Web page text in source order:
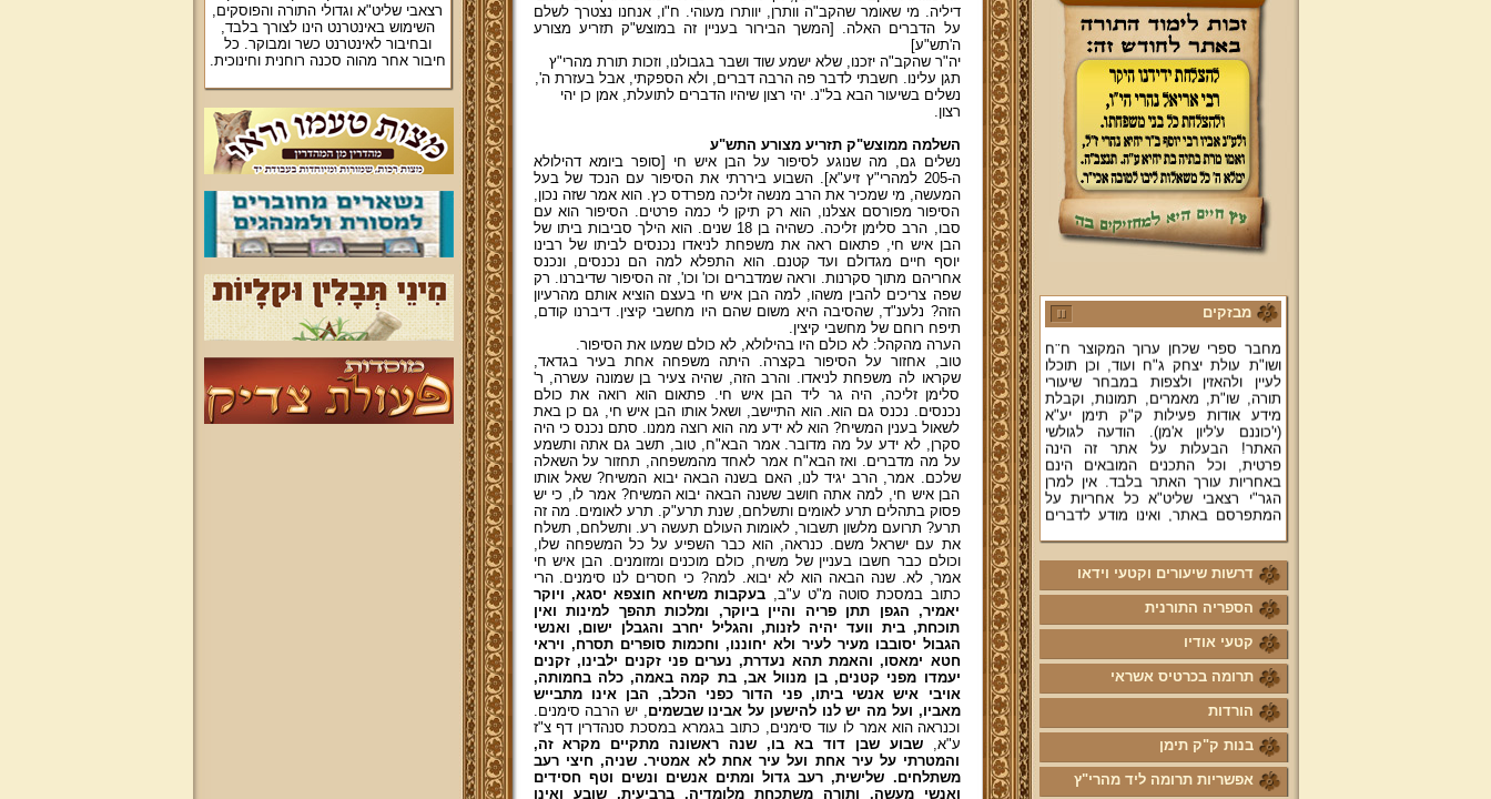
מבזקים
ברוכים הבאים לאתר מהרי"ץ
יד מהרי"ץ - פורטל תורני למורשת יהדות
תימן, האתר הרשמי להנצחת מורשתו
של גאון רבני תימן ותפארתם מהרי"ץ
והלכתיים רבים של מרן הגאון הרב יצחק
רצאבי שליט"א - פוסק עדת תימן,
מחבר ספרי שלחן ערוך המקוצר ח"ח
ושו"ת עולת יצחק ג"ח ועוד, וכן תוכלו
לעיין ולהאזין ולצפות במבחר שיעורי
תורה, שו"ת, מאמרים, תמונות, וקבלת
מידע אודות פעילות ק"ק תימן יע"א
(י'כוננם ע'ליון א'מן). הודעה לגולשי
האתר! הבעלות על אתר זה הינה
פרטית, וכל התכנים המובאים הינם
באחריות עורך האתר בלבד. אין למרן
הגר"י רצאבי שליט"א כל אחריות על
המתפרסם באתר, ואינו מודע לדברים
המפורסמים בו.
קווים לדמותו של מהרי"ץ זצוק"ל
פניה נרגשת אל אחינו בני עדת תימן
יע"א די בכל אתר ואתר
טופס הוראת קבע
לוח לימוד "עמוד יומי" בספר הזוהר
הקדוש
קול קורא לעמוד על משמר מסורת
ק"ק תימן יע"א וחיזוקה
פרשת השבוע להאזנה מאת החזן
ה"ה יהודה דהרי הי"ו
דרשות שיעורים וקטעי וידאו
הספריה התורנית
קטעי אודיו
תרומה בכרטיס אשראי
הורדות
בנות ק"ק תימן
אפשריות תרומה ליד מהרי"ץ
דיליה. מי שאומר שהקב"ה וותרן, יוותרו מעוהי. ח"ו, אנחנו נצטרך לשלם
על הדברים האלה. [המשך הבירור בעניין זה במוצש"ק תזריע מצורע
ה'תש"ע]
יה"ר שהקב"ה יזכנו, שלא ישמע שוד ושבר בגבולנו, וזכות תורת מהרי"ץ
תגן עלינו. חשבתי לדבר פה הרבה דברים, ולא הספקתי, אבל בעזרת ה',
נשלים בשיעור הבא בל"נ. יהי רצון שיהיו הדברים לתועלת, אמן כן יהי
רצון.
השלמה ממוצש"ק תזריע מצורע התש"ע
נשלים גם, מה שנוגע לסיפור על הבן איש חי [סופר ביומא דהילולא
ה-205 למהרי"ץ זיע"א]. השבוע ביררתי את הסיפור עם הנכד של בעל
המעשה, מי שמכיר את הרב מנשה זליכה מפרדס כץ. הוא אמר שזה נכון,
הסיפור מפורסם אצלנו, הוא רק תיקן לי כמה פרטים. הסיפור הוא עם
סבו, הרב סלימן זליכה. כשהיה בן 18 שנים. הוא הילך סביבות ביתו של
הבן איש חי, פתאום ראה את משפחת לניאדו נכנסים לביתו של רבינו
יוסף חיים מגדולם ועד קטנם. הוא התפלא למה הם נכנסים, ונכנס
אחריהם מתוך סקרנות. וראה שמדברים וכו' וכו', זה הסיפור שדיברנו. רק
שפה צריכים להבין משהו, למה הבן איש חי בעצם הוציא אותם מהרעיון
הזה? נלענ"ד, שהסיבה היא משום שהם היו מחשבי קיצין. דיברנו קודם,
תיפח רוחם של מחשבי קיצין.
הערה מהקהל: לא כולם היו בהילולא, לא כולם שמעו את הסיפור.
טוב, אחזור על הסיפור בקצרה. היתה משפחה אחת בעיר בגדאד,
שקראו לה משפחת לניאדו. והרב הזה, שהיה צעיר בן שמונה עשרה, ר'
סלימן זליכה, היה גר ליד הבן איש חי. פתאום הוא רואה את כולם
נכנסים. נכנס גם הוא. הוא התיישב, ושאל אותו הבן איש חי, גם כן באת
לשאול בענין המשיח? הוא לא ידע מה הוא רוצה ממנו. סתם נכנס כי היה
סקרן, לא ידע על מה מדובר. אמר הבא"ח, טוב, תשב גם אתה ותשמע
על מה מדברים. ואז הבא"ח אמר לאחד מהמשפחה, תחזור על השאלה
שלכם. אמר, הרב יגיד לנו, האם בשנה הבאה יבוא המשיח? שאל אותו
הבן איש חי, למה אתה חושב ששנה הבאה יבוא המשיח? אמר לו, כי יש
פסוק בתהלים תרע לאומים ותשלחם, שנת תרע"ק. תרע לאומים. מה זה
תרע? תרועם מלשון תשבור, לאומות העולם תעשה רע. ותשלחם, תשלח
את עם ישראל משם. כנראה, הוא כבר השפיע על כל המשפחה שלו,
וכולם כבר חשבו בעניין של משיח, כולם מוכנים ומזומנים. הבן איש חי
אמר, לא. שנה הבאה הוא לא יבוא. למה? כי חסרים לנו סימנים. הרי
כתוב במסכת סוטה מ"ט ע"ב, בעקבות משיחא חוצפא יסגא, ויוקר
יאמיר, הגפן תתן פריה והיין ביוקר, ומלכות תהפך למינות ואין
תוכחת, בית וועד יהיה לזנות, והגליל יחרב והגבלן ישום, ואנשי
הגבול יסובבו מעיר לעיר ולא יחוננו, וחכמות סופרים תסרח, ויראי
חטא ימאסו, והאמת תהא נעדרת, נערים פני זקנים ילבינו, זקנים
יעמדו מפני קטנים, בן מנוול אב, בת קמה באמה, כלה בחמותה,
אויבי איש אנשי ביתו, פני הדור כפני הכלב, הבן אינו מתבייש
מאביו, ועל מה יש לנו להישען על אבינו שבשמים, יש הרבה סימנים.
וכנראה הוא אמר לו עוד סימנים, כתוב בגמרא במסכת סנהדרין דף צ"ז
ע"א,שבוע שבן דוד בא בו, שנה ראשונה מתקיים מקרא זה,
והמטרתי על עיר אחת ועל עיר אחת לא אמטיר. שניה, חיצי רעב
משתלחים. שלישית, רעב גדול ומתים אנשים ונשים וטף חסידים
ואנשי מעשה, ותורה משתכחת מלומדיה. ברביעית, שובע ואינו
רצאבי שליט"א וגדולי התורה והפוסקים,
השימוש באינטרנט הינו לצורך בלבד,
ובחיבור לאינטרנט כשר ומבוקר. כל
חיבור אחר מהוה סכנה רוחנית וחינוכית.